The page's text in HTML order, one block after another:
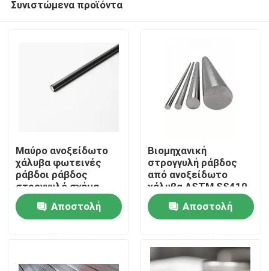
Σπίτι
Βίντεο
Συνιστώμενα προϊόντα
Μαύρο ανοξείδωτο
χάλυβα φωτεινές
ράβδοι ράβδος
στρογγυλό σχήμα
316L 310SS υλικό
Αποστολή
Βιομηχανική
στρογγυλή ράβδος
από ανοξείδωτο
χάλυβα ASTM SS410
SS310 ODM
Αποστολή